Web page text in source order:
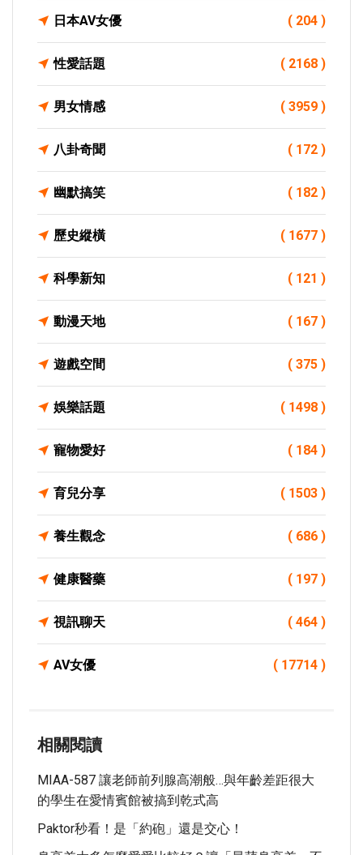
日本AV女優 ( 204 )
性愛話題 ( 2168 )
男女情感 ( 3959 )
八卦奇聞 ( 172 )
幽默搞笑 ( 182 )
歷史縱橫 ( 1677 )
科學新知 ( 121 )
動漫天地 ( 167 )
遊戲空間 ( 375 )
娛樂話題 ( 1498 )
寵物愛好 ( 184 )
育兒分享 ( 1503 )
養生觀念 ( 686 )
健康醫藥 ( 197 )
視訊聊天 ( 464 )
AV女優 ( 17714 )
相關閱讀
MIAA-587 讓老師前列腺高潮般…與年齡差距很大
的學生在愛情賓館被搞到乾式高
Paktor秒看！是「約砲」還是交心！